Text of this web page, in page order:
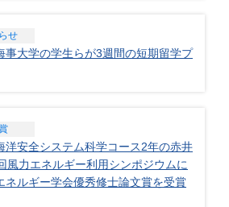
せ
事大学の学生らが3週間の短期留学プ
洋安全システム科学コース2年の赤井
風力エネルギー利用シンポジウムに
ネルギー学会優秀修士論文賞を受賞